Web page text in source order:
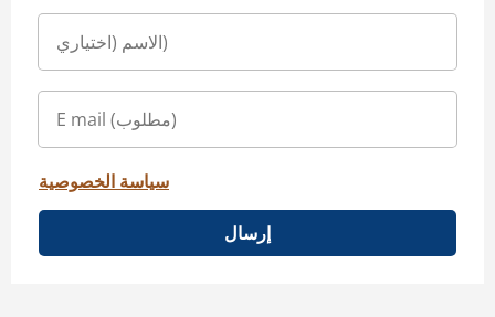
سياسة الخصوصية
إرسال